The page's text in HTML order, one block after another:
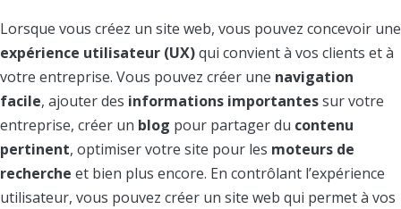
Lorsque vous créez un site web, vous pouvez concevoir une
expérience utilisateur (UX)qui convient à vos clients et à
votre entreprise. Vous pouvez créer une navigation
facile, ajouter des informations importantessur votre
entreprise, créer un blog pour partager du contenu
pertinent, optimiser votre site pour les moteurs de
recherche et bien plus encore. En contrôlant l’expérience
utilisateur, vous pouvez créer un site web qui permet à vos